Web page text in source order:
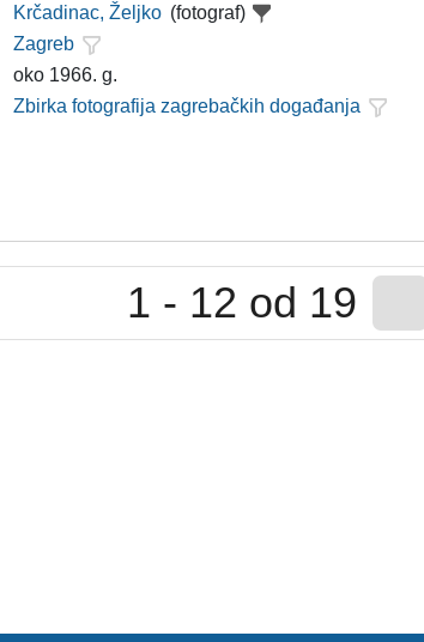
Krčadinac, Željko (fotograf)
Zagreb
oko 1966. g.
Zbirka fotografija zagrebačkih događanja
1 - 12 od 19